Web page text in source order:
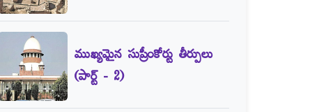
ముఖ్యమైన సుప్రీంకోర్టు తీర్పులు
(పార్ట్‌ - 2)